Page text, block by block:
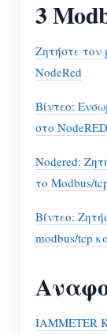
3
Ζητήστε τον
NodeRed
Βίντεο:
στο
Nodered:
το Modbus/
Βίντεο:
modbus/tcp
IAMMETER